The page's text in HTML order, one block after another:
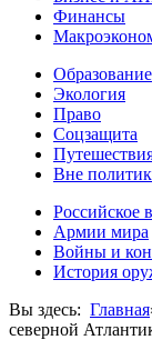
Финансы
Образование
Экология
Право
Соцзащита
Вне
Российское
Армии мира
Войны и
История
Вы здесь: Главная
северной